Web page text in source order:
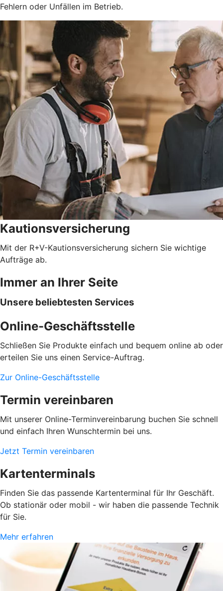
Fehlern oder Unfällen im Betrieb.
Kautionsversicherung
Mit der R+V-Kautionsversicherung sichern Sie wichtige
Aufträge ab.
Immer an Ihrer Seite
Unsere beliebtesten Services
Online-Geschäftsstelle
Schließen Sie Produkte einfach und bequem online ab oder
erteilen Sie uns einen Service-Auftrag.
Zur Online-Geschäftsstelle
Termin vereinbaren
Mit unserer Online-Terminvereinbarung buchen Sie schnell
und einfach Ihren Wunschtermin bei uns.
Jetzt Termin vereinbaren
Kartenterminals
Finden Sie das passende Kartenterminal für Ihr Geschäft.
Ob stationär oder mobil - wir haben die passende Technik
für Sie.
Mehr erfahren